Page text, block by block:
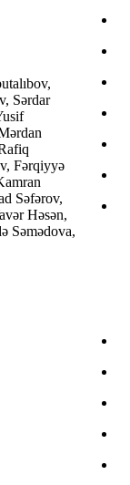
Sərdar
Fərqiyyə
Səfərov,
Həsən,
Səmədova,